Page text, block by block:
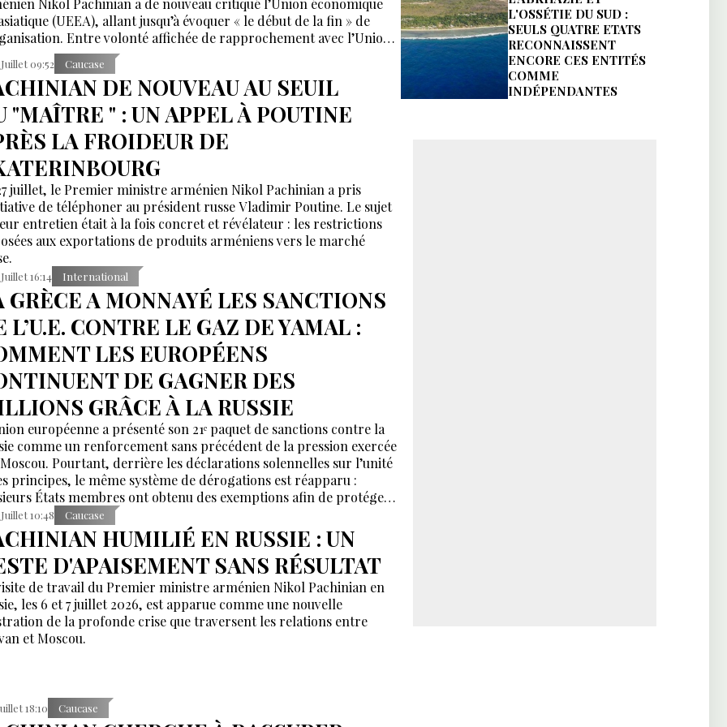
Nikol Pachinian a de nouveau critiqué l’Union économique
(UEEA), allant jusqu’à évoquer « le début de la fin » de
Entre volonté affichée de rapprochement avec l’Union
et dépendance persistante au marché russe, Erevan
pris dans une équation difficile : profiter des avantages de
eurasiatique tout en affichant une orientation européenne.
09:52 Caucase
DE NOUVEAU AU SEUIL
"MAÎTRE " : UN APPEL À POUTINE
LA FROIDEUR DE
juillet, le Premier ministre arménien Nikol Pachinian a pris
de téléphoner au président russe Vladimir Poutine. Le sujet
entretien était à la fois concret et révélateur : les restrictions
aux exportations de produits arméniens vers le marché
16:14 International
GRÈCE A MONNAYÉ LES SANCTIONS
L’U.E. CONTRE LE GAZ DE YAMAL :
LES EUROPÉENS
DE GAGNER DES
GRÂCE À LA RUSSIE
européenne a présenté son 21ᵉ paquet de sanctions contre la
comme un renforcement sans précédent de la pression exercée
Pourtant, derrière les déclarations solennelles sur l’unité
principes, le même système de dérogations est réapparu :
États membres ont obtenu des exemptions afin de protéger
de leurs entreprises, de leurs banques et de leurs
10:48 Caucase
HUMILIÉ EN RUSSIE : UN
D'APAISEMENT SANS RÉSULTAT
de travail du Premier ministre arménien Nikol Pachinian en
les 6 et 7 juillet 2026, est apparue comme une nouvelle
de la profonde crise que traversent les relations entre
et Moscou.
18:10 Caucase
L'OSSÉTIE DU SUD :
SEULS QUATRE ETATS
RECONNAISSENT
ENCORE CES ENTITÉS
COMME
INDÉPENDANTES